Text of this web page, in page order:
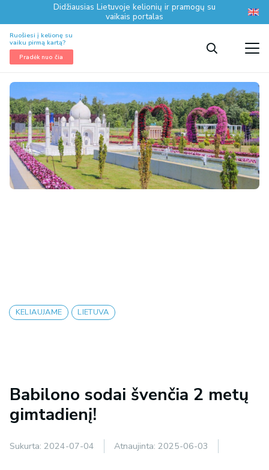
Didžiausias Lietuvoje kelionių ir pramogų su
vaikais portalas
Ruošiesi į kelionę su
vaiku pirmą kartą?
Pradėk nuo čia
KELIAUJAME LIETUVA
Babilono sodai švenčia 2 metų
gimtadienį!
Sukurta: 2024-07-04 Atnaujinta: 2025-06-03